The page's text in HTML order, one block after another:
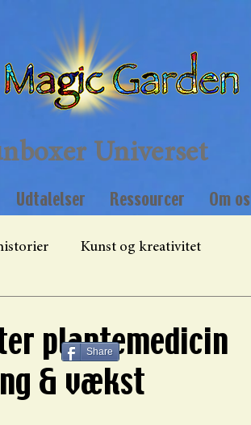
Universet
Udtalelser Ressourcer Om os
Kunst og kreativitet
plantemedicin
& vækst
Share